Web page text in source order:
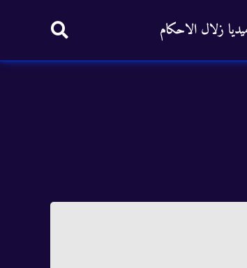
زلال الاحكام